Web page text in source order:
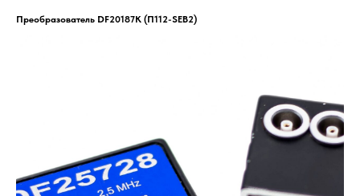
Преобразователь DF20187K (П112-SEB2)